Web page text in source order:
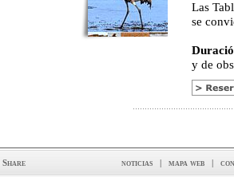
Las
se
y de
noticias | mapa web |